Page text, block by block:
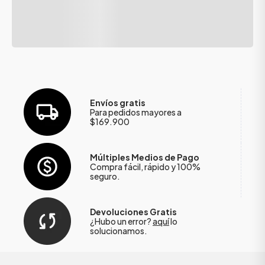
Envíos gratis
Para pedidos mayores a
$169.900
Múltiples Medios de Pago
Compra fácil, rápido y 100%
seguro.
Devoluciones Gratis
¿Hubo un error?aquílo
solucionamos.